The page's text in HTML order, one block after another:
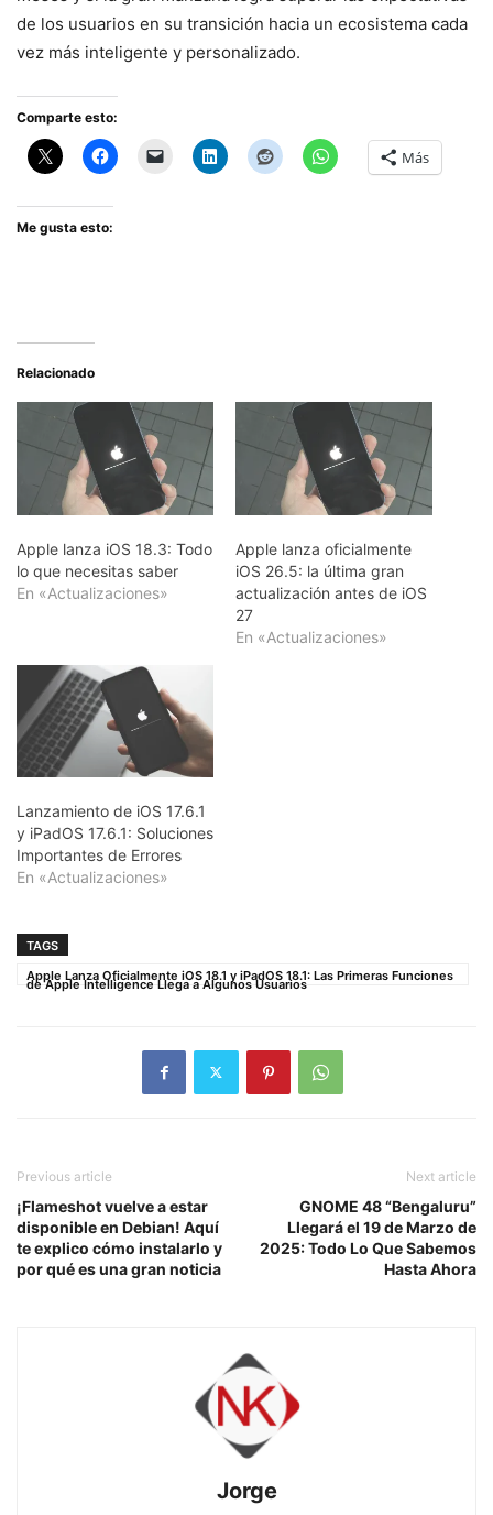
de los usuarios en su transición hacia un ecosistema cada
vez más inteligente y personalizado.
Comparte esto:
Más
Me gusta esto:
Relacionado
Apple lanza iOS 18.3: Todo
lo que necesitas saber
En «Actualizaciones»
Apple lanza oficialmente
iOS 26.5: la última gran
actualización antes de iOS
27
En «Actualizaciones»
Lanzamiento de iOS 17.6.1
y iPadOS 17.6.1: Soluciones
Importantes de Errores
En «Actualizaciones»
TAGS
Apple Lanza Oficialmente iOS 18.1 y iPadOS 18.1: Las Primeras Funciones
de Apple Intelligence Llega a Algunos Usuarios
Previous article
¡Flameshot vuelve a estar
disponible en Debian! Aquí
te explico cómo instalarlo y
por qué es una gran noticia
Next article
GNOME 48 “Bengaluru”
Llegará el 19 de Marzo de
2025: Todo Lo Que Sabemos
Hasta Ahora
Jorge